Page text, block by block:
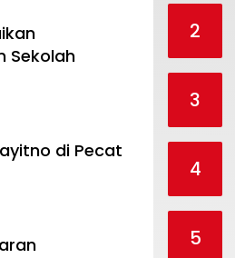
Sekolah
di Pecat
2
3
4
5